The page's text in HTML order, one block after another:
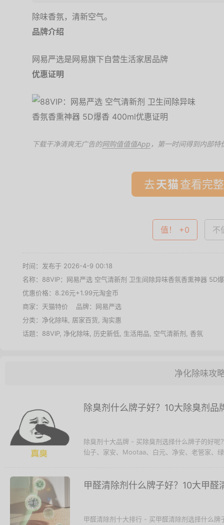
除味香氛，清新空气。
品牌介绍
网易严选是网易旗下自营生活家居品牌
优惠证明
下载干净清爽无广告的网购值值值App ，第一时间得到内部特
去 查看完
值！ +0 不
时间：发布于 2026-4-9 00:18
名称： 88VIP：网易严选 空气清新剂 卫生间除异味香氛香熏神器 5D
优惠价格： 8.26元+1.99元淘金币
商家： 天猫特价 品牌： 网易严选
分类： 净化除味 居家百货
淘实惠
话题： 88VIP, 净化除味 历史新低 生活用品 空气清新剂 香氛
净化除味攻
除臭剂什么牌子好？10大除臭剂品
除臭剂十大品牌 - 买除臭剂选择什么牌子的好
仙子、家安、Mootaa、白元、净安、老管家、
甲醛清除剂什么牌子好？10大甲醛
甲醛清除剂十大排行 - 买甲醛清除剂选择什么